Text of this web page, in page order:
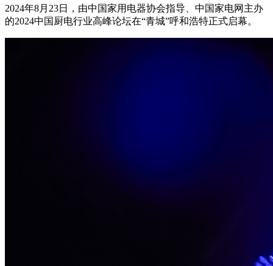
2024年8月23日，由中国家用电器协会指导、中国家电网主办
的2024中国厨电行业高峰论坛在“青城”呼和浩特正式启幕。